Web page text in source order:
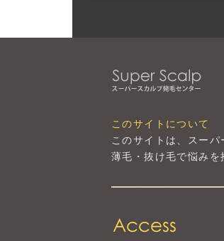
このサイトについて
このサイトは、スー
薄毛・抜け毛で悩みを